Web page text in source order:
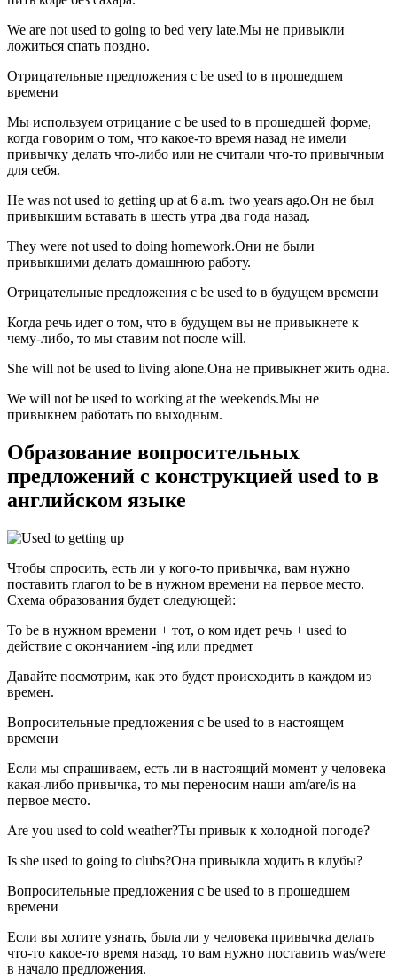
We are not used to going to bed very late.Мы не привыкли
ложиться спать поздно.
Отрицательные предложения с be used to в прошедшем
времени
Мы используем отрицание с be used to в прошедшей форме,
когда говорим о том, что какое-то время назад не имели
привычку делать что-либо или не считали что-то привычным
для себя.
He was not used to getting up at 6 a.m. two years ago.Он не был
привыкшим вставать в шесть утра два года назад.
They were not used to doing homework.Они не были
привыкшими делать домашнюю работу.
Отрицательные предложения с be used to в будущем времени
Когда речь идет о том, что в будущем вы не привыкнете к
чему-либо, то мы ставим not после will.
She will not be used to living alone.Она не привыкнет жить одна.
We will not be used to working at the weekends.Мы не
привыкнем работать по выходным.
Образование вопросительных
предложений с конструкцией used to в
английском языке
Чтобы спросить, есть ли у кого-то привычка, вам нужно
поставить глагол to be в нужном времени на первое место.
Схема образования будет следующей:
To be в нужном времени + тот, о ком идет речь + used to +
действие с окончанием -ing или предмет
Давайте посмотрим, как это будет происходить в каждом из
времен.
Вопросительные предложения с be used to в настоящем
времени
Если мы спрашиваем, есть ли в настоящий момент у человека
какая-либо привычка, то мы переносим наши am/are/is на
первое место.
Are you used to cold weather?Ты привык к холодной погоде?
Is she used to going to clubs?Она привыкла ходить в клубы?
Вопросительные предложения с be used to в прошедшем
времени
Если вы хотите узнать, была ли у человека привычка делать
что-то какое-то время назад, то вам нужно поставить was/were
в начало предложения.